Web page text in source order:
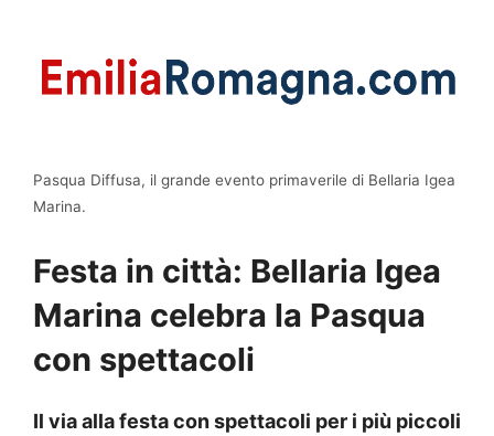
Pasqua Diffusa, il grande evento primaverile di Bellaria Igea
Marina.
Festa in città: Bellaria Igea
Marina celebra la Pasqua
con spettacoli
Il via alla festa con spettacoli per i più piccoli